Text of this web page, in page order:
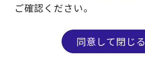
Facebook
ご確認ください。
同意して閉じる